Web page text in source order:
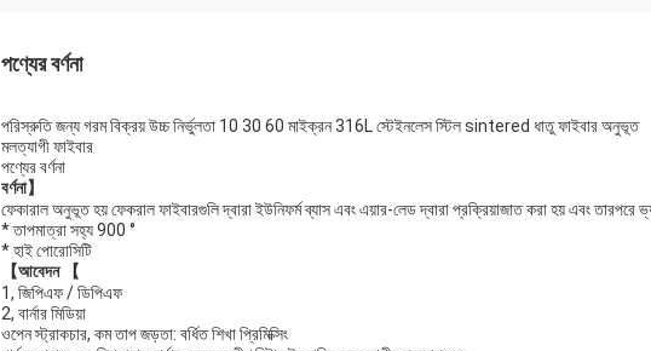
পণ্যের বর্ণনা
পরিস্রুতি জন্য গরম বিক্রয় উচ্চ নির্ভুলতা 10 30 60 মাইক্রন 316L স্টেইনলেস স্টিল sintered ধাতু ফাইবার অনুভূত
মলত্যাগী ফাইবার
পণ্যের বর্ণনা
বর্ণনা】
ফেকারাল অনুভূত হয় ফেকরাল ফাইবারগুলি দ্বারা ইউনিফর্ম ব্যাস এবং এয়ার-লেড দ্বারা প্রক্রিয়াজাত করা হয় এবং তারপরে
* তাপমাত্রা সহ্য 900 °
* হাই পোরোসিটি
【আবেদন 【
1, জিপিএফ / ডিপিএফ
2, বার্নার মিডিয়া
ওপেন স্ট্রাকচার, কম তাপ জড়তা: বর্ধিত শিখা প্রিমিক্সিং